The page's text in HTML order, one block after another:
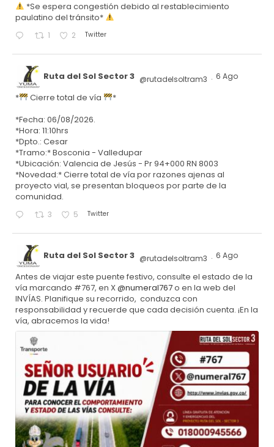
*Se espera congestión debido al restablecimiento
paulatino del tránsito*
1 2 Twitter
Ruta del Sol Sector 3 @rutadelsoltram3 · 6 Ago
* Cierre total de vía
*
*Fecha: 06/08/2026.
*Hora: 11:10hrs
*Dpto.: Cesar
*Tramo:* Bosconia - Valledupar
*Ubicación: Valencia de Jesús - Pr 94+000 RN 8003
*Novedad:* Cierre total de vía por razones ajenas al
proyecto vial, se presentan bloqueos por parte de la
comunidad.
3 5 Twitter
Ruta del Sol Sector 3 @rutadelsoltram3 · 6 Ago
Antes de viajar este puente festivo, consulte el estado de la
vía marcando #767, en X@numeral767o en la web del
INVÍAS. Planifique su recorrido, conduzca con
responsabilidad y recuerde que cada decisión cuenta. ¡En la
vía, abracemos la vida!